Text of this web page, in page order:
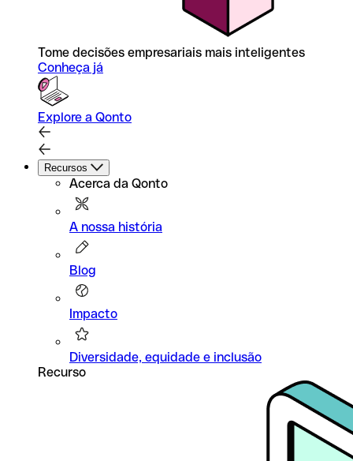
Tome decisões empresariais mais inteligentes
Conheça já
Explore a Qonto
Recursos
Acerca da Qonto
A nossa história
Blog
Impacto
Diversidade, equidade e inclusão
Recurso